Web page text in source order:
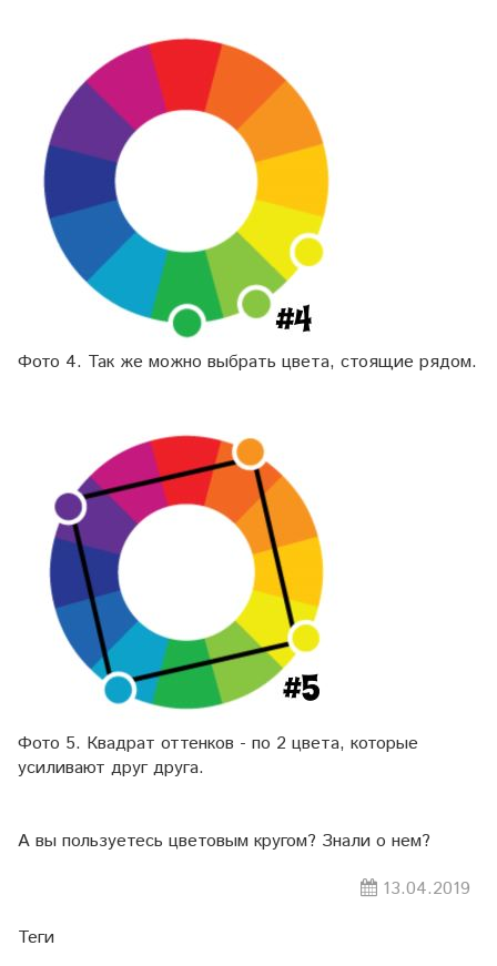
Фото 4. Так же можно выбрать цвета, стоящие рядом.
Фото 5. Квадрат оттенков - по 2 цвета, которые
усиливают друг друга.
А вы пользуетесь цветовым кругом? Знали о нем?
13.04.2019
Теги